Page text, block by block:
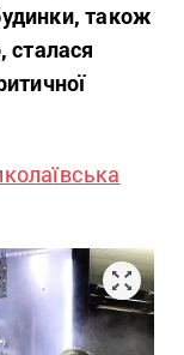
також
сталася